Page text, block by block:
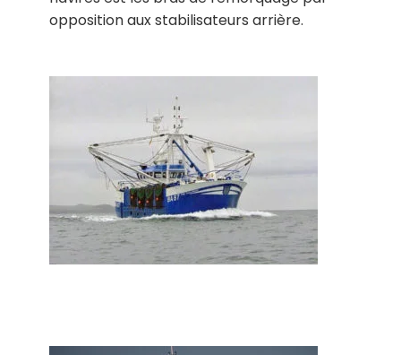
opposition aux stabilisateurs arrière.